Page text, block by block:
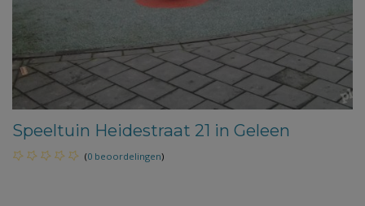
Speeltuin Heidestraat 21 in Geleen
(0 beoordelingen)